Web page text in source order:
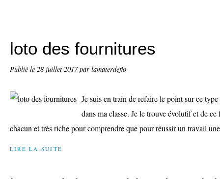
loto des fournitures
Publié le 28 juillet 2017par lamaterdeflo
Je suis en train de refaire le point sur ce
dans ma classe. Je le trouve évolutif et de
chacun et très riche pour comprendre que pour réussir un travail
LIRE LA SUITE